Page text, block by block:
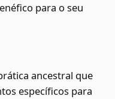
para o seu
ancestral que
específicos para